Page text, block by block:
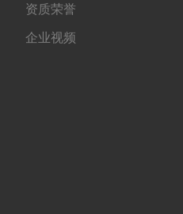
资质荣誉
企业视频